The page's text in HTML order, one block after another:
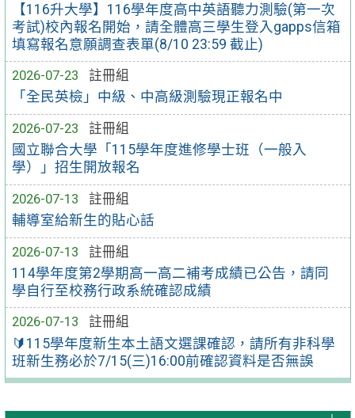
【116升大學】116學年度高中英語聽力測驗(第一次
考試)校內報名開始，請全體高三學生登入gapps信箱
填寫報名意願調查表單(8/10 23:59 截止)
2026-07-23
註冊組
「全民英檢」中級、中高級測驗現正報名中
2026-07-23
註冊組
國立聯合大學「115學年度進修學士班（一般入
學）」招生開放報名
2026-07-13
註冊組
輔導室給新生的貼心話
2026-07-13
註冊組
114學年度第2學期高一高二補考成績已公告，請同
學自行至校務行政系統確認成績
2026-07-13
註冊組
🔰115學年度新生本土語文選課確認，請所有非科學
班新生務必於7/15(三)16:00前確認資料是否無誤